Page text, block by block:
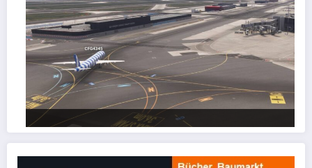
FSLTL Traffic: Tipps und Tricks, damit es klappt!